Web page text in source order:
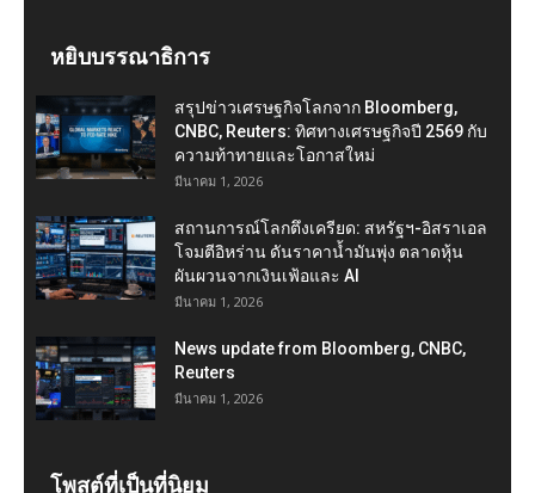
หยิบบรรณาธิการ
สรุปข่าวเศรษฐกิจโลกจาก Bloomberg,
CNBC, Reuters: ทิศทางเศรษฐกิจปี 2569 กับ
ความท้าทายและโอกาสใหม่
มีนาคม 1, 2026
สถานการณ์โลกตึงเครียด: สหรัฐฯ-อิสราเอล
โจมตีอิหร่าน ดันราคาน้ำมันพุ่ง ตลาดหุ้น
ผันผวนจากเงินเฟ้อและ AI
มีนาคม 1, 2026
News update from Bloomberg, CNBC,
Reuters
มีนาคม 1, 2026
โพสต์ที่เป็นที่นิยม